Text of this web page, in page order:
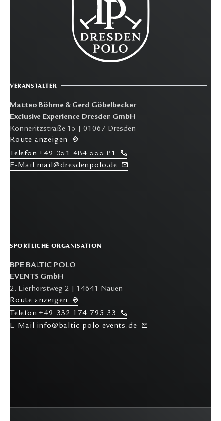
VERANSTALTER
Matteo Böhme & Gerd Göbelbecker
Exclusive Experience Dresden GmbH
Könneritzstraße 15 | 01067 Dresden
Route anzeigen
Telefon +49 351 484 555 81
E-Mail mail@dresdenpolo.de
SPORTLICHE ORGANISATION
BPE BALTIC POLO
EVENTS GmbH
2. Eierhorstweg 2 | 14641 Nauen
Route anzeigen
T elefon +49 332 174 795 33
E-Mail info@baltic-polo-events.de